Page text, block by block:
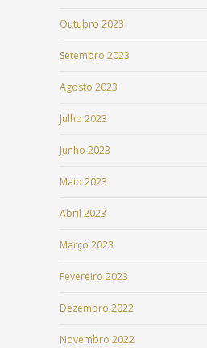
Outubro 2023
Setembro 2023
Agosto 2023
Julho 2023
Junho 2023
Maio 2023
Abril 2023
Março 2023
Fevereiro 2023
Dezembro 2022
Novembro 2022